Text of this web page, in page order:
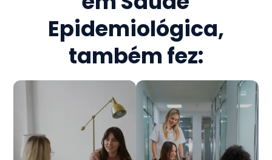
Epidemiológica,
também fez: